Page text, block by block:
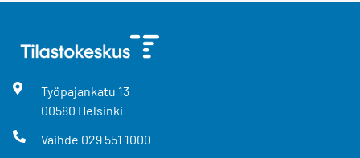
Työpajankatu 13
00580 Helsinki
Vaihde 029 551 1000